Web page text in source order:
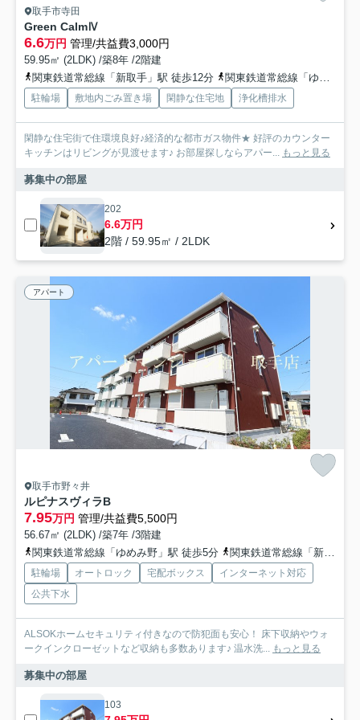
取手市寺田
Green CalmⅣ
6.6万円 管理/共益費3,000円
59.95㎡ (2LDK) /築8年 /2階建
関東鉄道常総線「新取手」駅 徒歩12分
関東鉄道常総線「ゆめみ野」駅 徒歩14分
駐輪場 敷地内ごみ置き場 閑静な住宅地 浄化槽排水
閑静な住宅街で住環境良好♪経済的な都市ガス物件★ 好評のカウンター
キッチンはリビングが見渡せます♪ お部屋探しならアパー...
もっと見る
募集中の部屋
202
6.6万円
2階 / 59.95㎡ / 2LDK
アパート
取手市野々井
ルピナスヴィラB
7.95万円 管理/共益費5,500円
56.67㎡ (2LDK) /築7年 /3階建
関東鉄道常総線「ゆめみ野」駅 徒歩5分
関東鉄道常総線「新取手」駅 徒歩6分
駐輪場 オートロック 宅配ボックス
インターネット対応
公共下水
ALSOKホームセキュリティ付きなので防犯面も安心！ 床下収納やウォ
ークインクローゼットなど収納も多数あります♪ 温水洗...
もっと見る
募集中の部屋
103